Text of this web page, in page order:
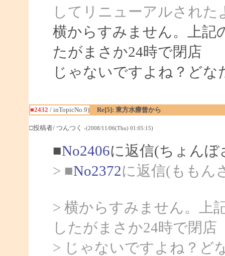
してリニューアルされた
横からすみません。上
たがまさか24時で閉店
じゃないですよね？ど
■2432 / inTopicNo.9) Re[5]: 東方水療曾から
□投稿者/ つんつく -(2008/11/06(Thu) 01:05:15)
■No2406に返信(ちょんぼ
> ■No2372に返信(ももん
> 横からすみません。上
したがまさか24時で閉店
> じゃないですよね？ど